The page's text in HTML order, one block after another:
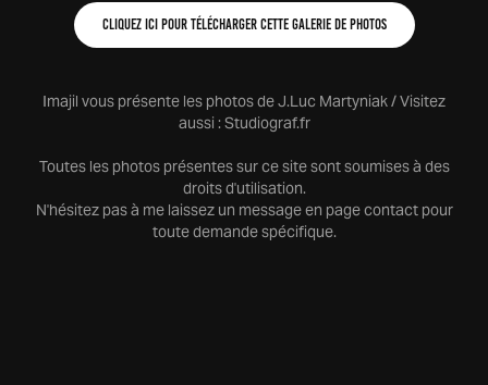
cliquez ici pour télécharger cette galerie de photos
Imajil vous présente les photos de J.Luc Martyniak / Visitez
aussi : Studiograf.fr
Toutes les photos présentes sur ce site sont soumises à des
droits d'utilisation.
N'hésitez pas à me laissez un message en page contact pour
toute demande spécifique.